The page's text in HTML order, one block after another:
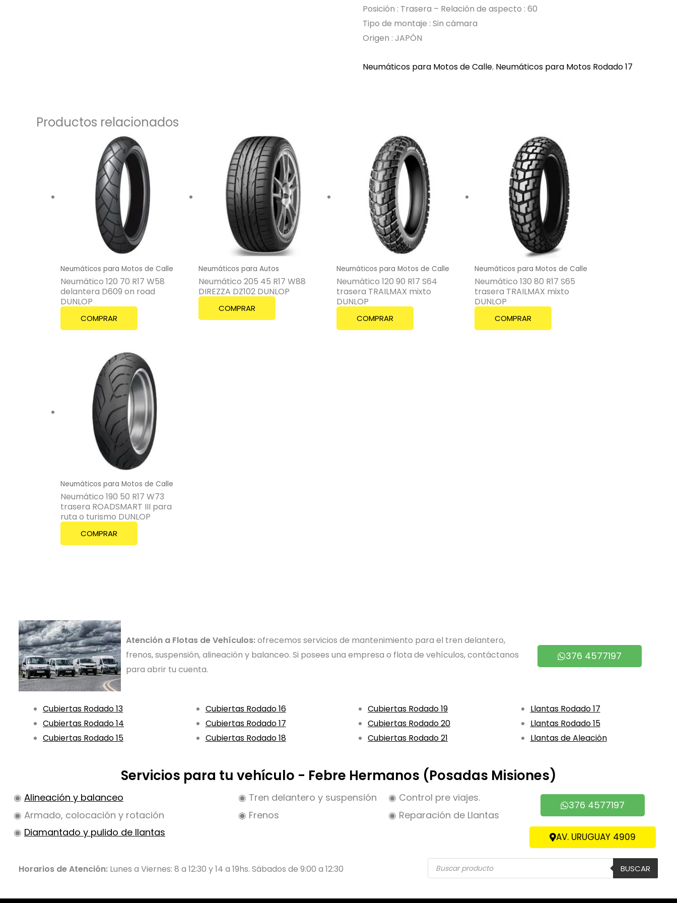
Posición : Trasera – Relación de aspecto : 60
Tipo de montaje : Sin cámara
Origen : JAPÓN
Neumáticos para Motos de Calle, Neumáticos para Motos Rodado 17
Productos relacionados
Neumáticos para Motos de Calle
Neumático 120 70 R17 W58
delantera D609 on road
DUNLOP
COMPRAR
Neumáticos para Autos
Neumático 205 45 R17 W88
DIREZZA DZ102 DUNLOP
COMPRAR
Neumáticos para Motos de Calle
Neumático 120 90 R17 S64
trasera TRAILMAX mixto
DUNLOP
COMPRAR
Neumáticos para Motos de Calle
Neumático 130 80 R17 S65
trasera TRAILMAX mixto
DUNLOP
COMPRAR
Neumáticos para Motos de Calle
Neumático 190 50 R17 W73
trasera ROADSMART III para
ruta o turismo DUNLOP
COMPRAR
Atención a Flotas de Vehículos:ofrecemos servicios de mantenimiento para el tren delantero,
frenos, suspensión, alineación y balanceo. Si posees una empresa o flota de vehículos, contáctanos
para abrir tu cuenta.
376 4577197
Cubiertas Rodado 13
Cubiertas Rodado 14
Cubiertas Rodado 15
Cubiertas Rodado 16
Cubiertas Rodado 17
Cubiertas Rodado 18
Cubiertas Rodado 19
Cubiertas Rodado 20
Cubiertas Rodado 21
Llantas Rodado 17
Llantas Rodado 15
Llantas de Aleación
Servicios para tu vehículo - Febre Hermanos (Posadas Misiones)
◉ Alineación y balanceo
◉ Armado, colocación y rotación
◉ Diamantado y pulido de llantas
◉ Tren delantero y suspensión
◉ Frenos
◉ Control pre viajes.
◉ Reparación de Llantas
376 4577197
AV. URUGUAY 4909
Horarios de Atención: Lunes a Viernes: 8 a 12:30 y 14 a 19hs. Sábados de 9:00 a 12:30
Búsqueda
de
productos
BUSCAR